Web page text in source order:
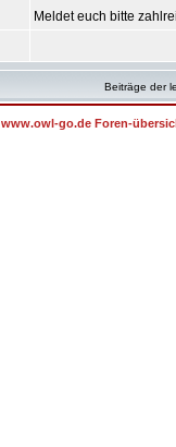
Meldet euch bitte
Beiträge der
www.owl-go.de Foren-